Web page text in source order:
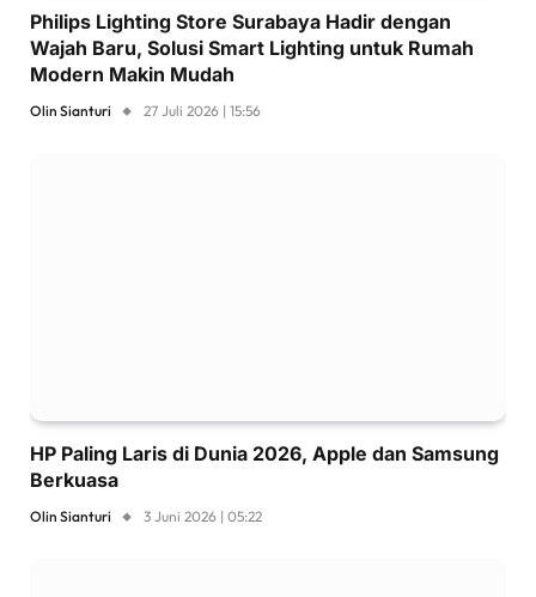
Philips Lighting Store Surabaya Hadir dengan
Wajah Baru, Solusi Smart Lighting untuk Rumah
Modern Makin Mudah
Olin Sianturi 27 Juli 2026 | 15:56
HP Paling Laris di Dunia 2026, Apple dan Samsung
Berkuasa
Olin Sianturi 3 Juni 2026 | 05:22